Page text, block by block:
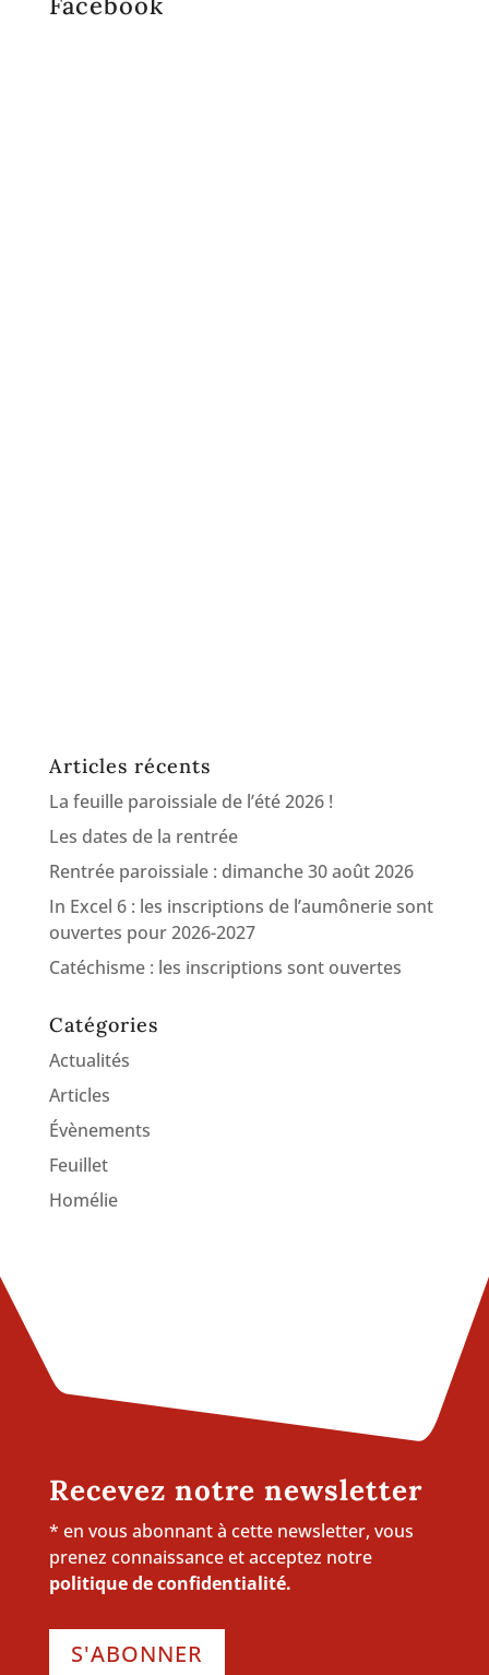
Articles récents
La feuille paroissiale de l’été 2026 !
Les dates de la rentrée
Rentrée paroissiale : dimanche 30 août 2026
In Excel 6 : les inscriptions de l’aumônerie sont
ouvertes pour 2026-2027
Catéchisme : les inscriptions sont ouvertes
Catégories
Actualités
Articles
Évènements
Feuillet
Homélie
Recevez notre newsletter
* en vous abonnant à cette newsletter, vous
prenez connaissance et acceptez notre
politique de confidentialité.
S'ABONNER